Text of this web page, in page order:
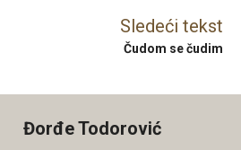
Sledeći tekst
Čudom se čudim
Đorđe Todorović